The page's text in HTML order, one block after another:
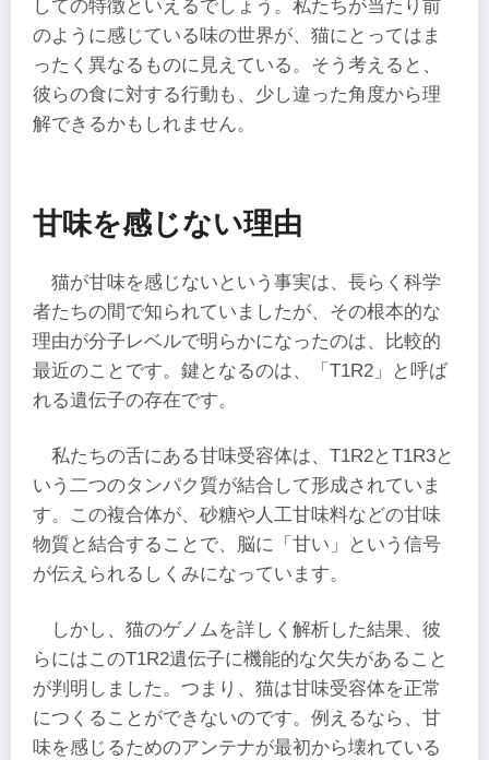
しての特徴といえるでしょう。私たちが当たり前
のように感じている味の世界が、猫にとってはま
ったく異なるものに見えている。そう考えると、
彼らの食に対する行動も、少し違った角度から理
解できるかもしれません。
甘味を感じない理由
猫が甘味を感じないという事実は、長らく科学
者たちの間で知られていましたが、その根本的な
理由が分子レベルで明らかになったのは、比較的
最近のことです。鍵となるのは、「T1R2」と呼ば
れる遺伝子の存在です。
私たちの舌にある甘味受容体は、T1R2とT1R3と
いう二つのタンパク質が結合して形成されていま
す。この複合体が、砂糖や人工甘味料などの甘味
物質と結合することで、脳に「甘い」という信号
が伝えられるしくみになっています。
しかし、猫のゲノムを詳しく解析した結果、彼
らにはこのT1R2遺伝子に機能的な欠失があること
が判明しました。つまり、猫は甘味受容体を正常
につくることができないのです。例えるなら、甘
味を感じるためのアンテナが最初から壊れている